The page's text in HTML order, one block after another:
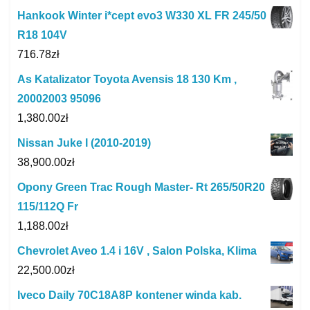
Hankook Winter i*cept evo3 W330 XL FR 245/50
R18 104V
716.78zł
As Katalizator Toyota Avensis 18 130 Km ,
20002003 95096
1,380.00zł
Nissan Juke I (2010-2019)
38,900.00zł
Opony Green Trac Rough Master- Rt 265/50R20
115/112Q Fr
1,188.00zł
Chevrolet Aveo 1.4 i 16V , Salon Polska, Klima
22,500.00zł
Iveco Daily 70C18A8P kontener winda kab.